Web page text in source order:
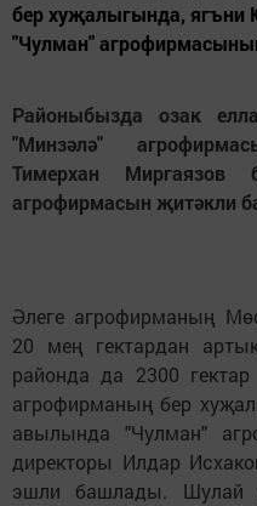
бер хуҗалыгында,
"Чулман"
Районыбызда озак
"Минзәлә"
Тимерхан
агрофирмасын җитәкли
Әлеге агрофирманың
20 мең гектардан
районда да 2300
агрофирманың бер
авылында "Чулман"
директоры Илдар
эшли башлады. Шулай